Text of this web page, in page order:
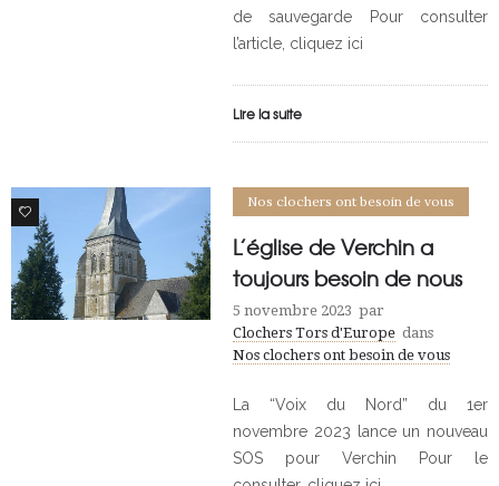
de sauvegarde Pour consulter
l’article, cliquez ici
Lire la suite
0
Nos clochers ont besoin de vous
L’église de Verchin a
toujours besoin de nous
5 novembre 2023 par
Clochers Tors d'Europe dans
Nos clochers ont besoin de vous
La “Voix du Nord” du 1er
novembre 2023 lance un nouveau
SOS pour Verchin Pour le